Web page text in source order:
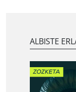
ALBISTE